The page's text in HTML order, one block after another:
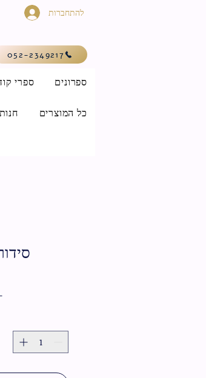
להתחברות
052-2349217
ספרי ספרונים
כל המוצרים
‏299.90 ‏₪